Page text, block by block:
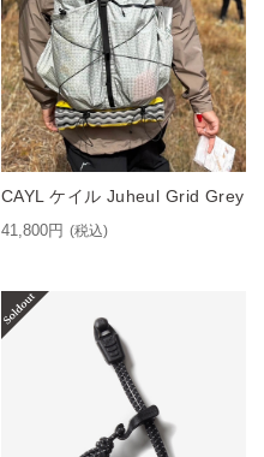
CAYL ケイル Juheul Grid Grey
41,800円 (税込)